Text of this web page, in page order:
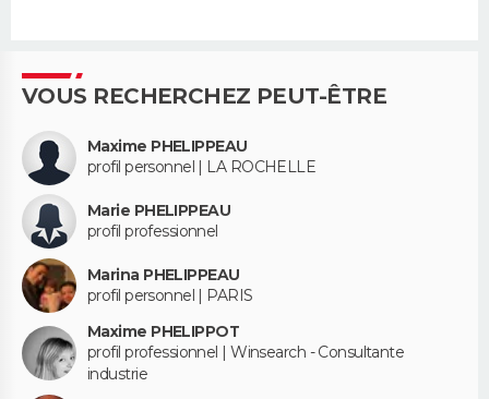
VOUS RECHERCHEZ PEUT-ÊTRE
Maxime PHELIPPEAU
profil personnel | LA ROCHELLE
Marie PHELIPPEAU
profil professionnel
Marina PHELIPPEAU
profil personnel | PARIS
Maxime PHELIPPOT
profil professionnel | Winsearch - Consultante
industrie